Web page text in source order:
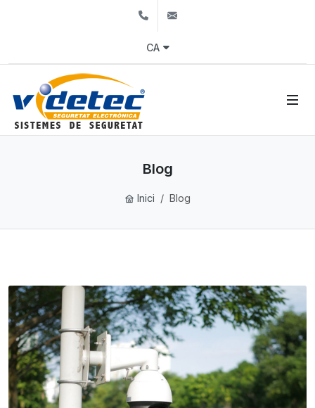
+34663901200
CA
Blog
Inici Blog